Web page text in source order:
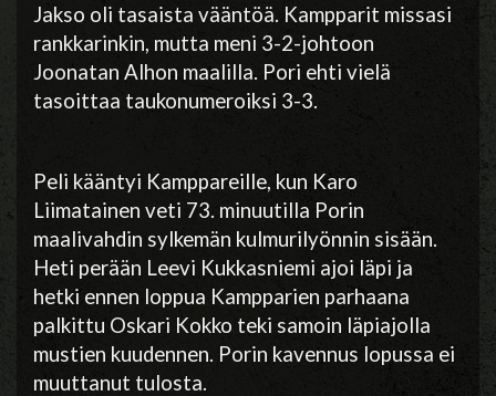
Jakso oli tasaista vääntöä. Kampparit missasi
rankkarinkin, mutta meni 3-2-johtoon
Joonatan Alhon maalilla. Pori ehti vielä
tasoittaa taukonumeroiksi 3-3.
Peli kääntyi Kamppareille, kun Karo
Liimatainen veti 73. minuutilla Porin
maalivahdin sylkemän kulmurilyönnin sisään.
Heti perään Leevi Kukkasniemi ajoi läpi ja
hetki ennen loppua Kampparien parhaana
palkittu Oskari Kokko teki samoin läpiajolla
mustien kuudennen. Porin kavennus lopussa ei
muuttanut tulosta.